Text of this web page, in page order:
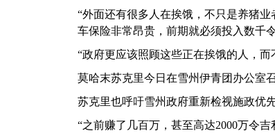
“外面还有很多人在挨饿，不只是养猪
车保险非常昂贵，前期就必须投入数千
“政府更应该照顾这些正在挨饿的人，而
莫哈末苏克里今日在雪州伊青团办公室
苏克里也呼吁雪州政府重新检视施政优
“之前赚了几百万，甚至高达2000万令